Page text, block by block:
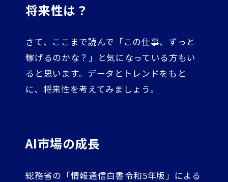
将来性は？
さて、ここまで読んで「この仕事、ずっと
稼げるのかな？」と気になっている方もい
ると思います。データとトレンドをもと
に、将来性を考えてみましょう。
AI市場の成長
総務省の「情報通信白書令和5年版」による